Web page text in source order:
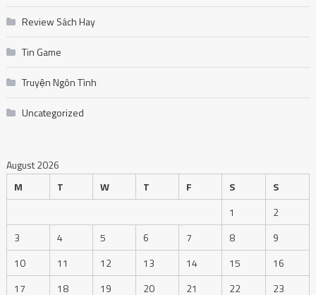
Review Sách Hay
Tin Game
Truyện Ngôn Tình
Uncategorized
August 2026
M
T W T F S
S
1
2
3
4 5 6 7 8
9
10
11 12 13 14 15
16
17
18 19 20 21 22 23